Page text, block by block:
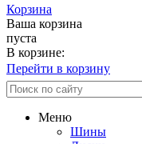
Корзина
Ваша корзина
пуста
В корзине:
Перейти в корзину
Меню
Шины